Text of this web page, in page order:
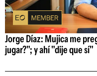
Jorge Díaz: Mujica me
jugar?"; y ahí "dije que sí"